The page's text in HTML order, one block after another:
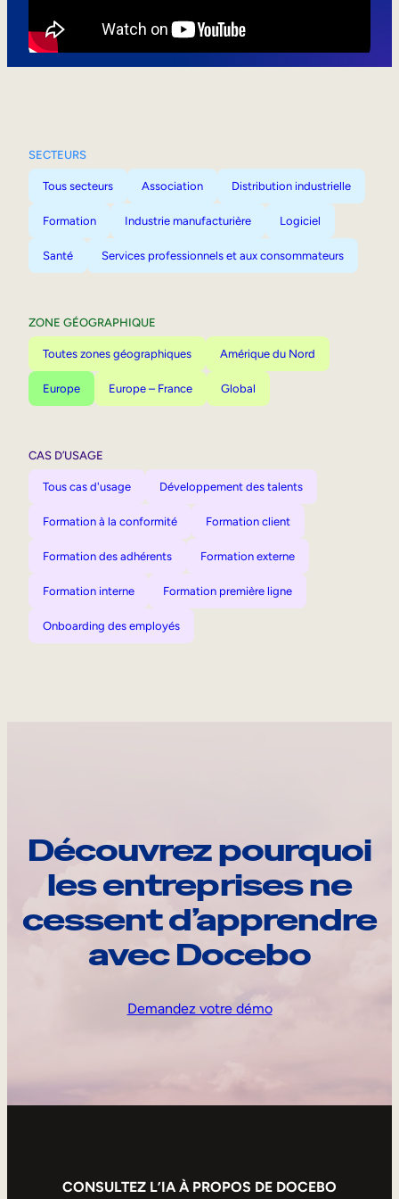
SECTEURS
Tous secteurs Association Distribution industrielle
Formation Industrie manufacturière Logiciel
Santé Services professionnels et aux consommateurs
ZONE GÉOGRAPHIQUE
Toutes zones géographiques Amérique du Nord
Europe Europe – France Global
CAS D’USAGE
Tous cas d'usage Développement des talents
Formation à la conformité Formation client
Formation des adhérents Formation externe
Formation interne Formation première ligne
Onboarding des employés
Découvrez pourquoi
les entreprises ne
cessent d’apprendre
avec Docebo
Demandez votre démo
CONSULTEZ L’IA À PROPOS DE DOCEBO